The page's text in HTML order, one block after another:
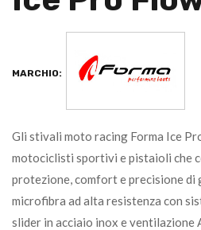
MARCHIO:
Gli stivali moto racing Forma Ice
motociclisti sportivi e pistaioli che
protezione, comfort e precisione di
microfibra ad alta resistenza con
slider in acciaio inox e ventilazione